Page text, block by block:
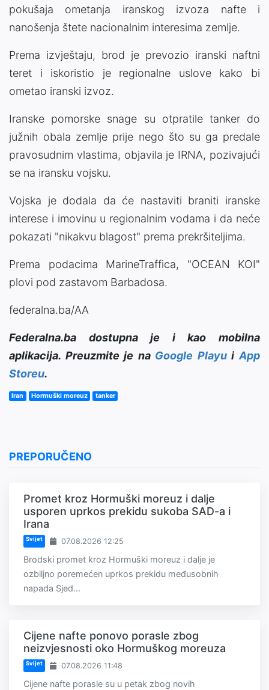
pokušaja ometanja iranskog izvoza nafte i
nanošenja štete nacionalnim interesima zemlje.
Prema izvještaju, brod je prevozio iranski naftni
teret i iskoristio je regionalne uslove kako bi
ometao iranski izvoz.
Iranske pomorske snage su otpratile tanker do
južnih obala zemlje prije nego što su ga predale
pravosudnim vlastima, objavila je IRNA, pozivajući
se na iransku vojsku.
Vojska je dodala da će nastaviti braniti iranske
interese i imovinu u regionalnim vodama i da neće
pokazati "nikakvu blagost" prema prekršiteljima.
Prema podacima MarineTraffica, "OCEAN KOI"
plovi pod zastavom Barbadosa.
federalna.ba/AA
Federalna.ba dostupna je i kao mobilna
aplikacija. Preuzmite je na Google PlayuiApp
Storeu.
Iran Hormuški moreuz tanker
PREPORUČENO
Promet kroz Hormuški moreuz i dalje
usporen uprkos prekidu sukoba SAD-a i
Irana
Svijet 07.08.2026 12:25
Brodski promet kroz Hormuški moreuz i dalje je
ozbiljno poremećen uprkos prekidu međusobnih
napada Sjed...
Cijene nafte ponovo porasle zbog
neizvjesnosti oko Hormuškog moreuza
Svijet 07.08.2026 11:48
Cijene nafte porasle su u petak zbog novih